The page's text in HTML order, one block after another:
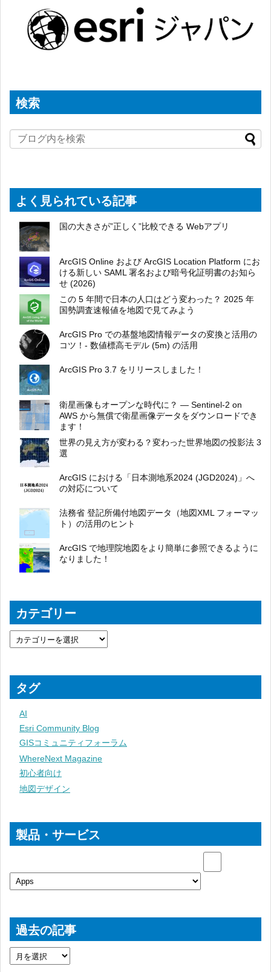
検索
よく見られている記事
国の大きさが”正しく”比較できる Webアプリ
ArcGIS Online および ArcGIS Location Platform にお
ける新しい SAML 署名および暗号化証明書のお知ら
せ (2026)
この 5 年間で日本の人口はどう変わった？ 2025 年
国勢調査速報値を地図で見てみよう
ArcGIS Pro での基盤地図情報データの変換と活用の
コツ！- 数値標高モデル (5m) の活用
ArcGIS Pro 3.7 をリリースしました！
衛星画像もオープンな時代に？ ― Sentinel-2 on
AWS から無償で衛星画像データをダウンロードでき
ます！
世界の見え方が変わる？変わった世界地図の投影法 3
選
ArcGIS における「日本測地系2024 (JGD2024)」へ
の対応について
法務省 登記所備付地図データ（地図XML フォーマッ
ト）の活用のヒント
ArcGIS で地理院地図をより簡単に参照できるように
なりました！
カテゴリー
タグ
AI
Esri Community Blog
GISコミュニティフォーラム
WhereNext Magazine
初心者向け
地図デザイン
製品・サービス
過去の記事